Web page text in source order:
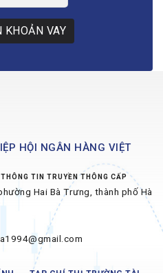
KHOẢN VAY
HỘI NGÂN HÀNG VIỆT
TIN TRUYỀN THÔNG CẤP
Hai Bà Trưng, thành phố Hà